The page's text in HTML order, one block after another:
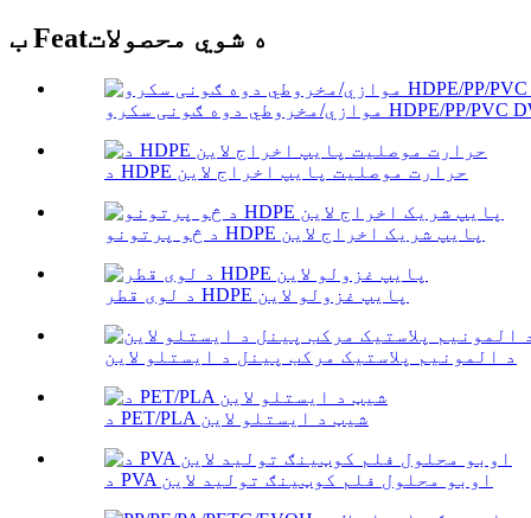
ب Featه شوي محصولات
د HDPE حرارت موصلیت پایپ اخراج لاین
د څو پرتونو HDPE پایپ شریک اخراج لاین
د لوی قطر HDPE پایپ غزولو لاین
د المونیم پلاستیک مرکب پینل د ایستلو لاین
د PET/PLA شیټ د ایستلو لاین
د PVA اوبو محلول فلم کوټینګ تولید لاین